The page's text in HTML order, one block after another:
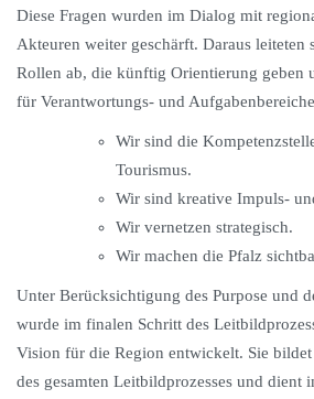
Diese Fragen wurden im Dialog mit
Akteuren weiter geschärft. Daraus leiteten
Rollen ab, die künftig Orientierung geben
für Verantwortungs- und
Wir sind die
Tourismus.
Wir sind kreative Impuls-
Wir vernetzen strategisch.
Wir machen die Pfalz
Unter Berücksichtigung des Purpose und
wurde im finalen Schritt des
Vision für die Region entwickelt. Sie bildet
des gesamten Leitbildprozesses und dient